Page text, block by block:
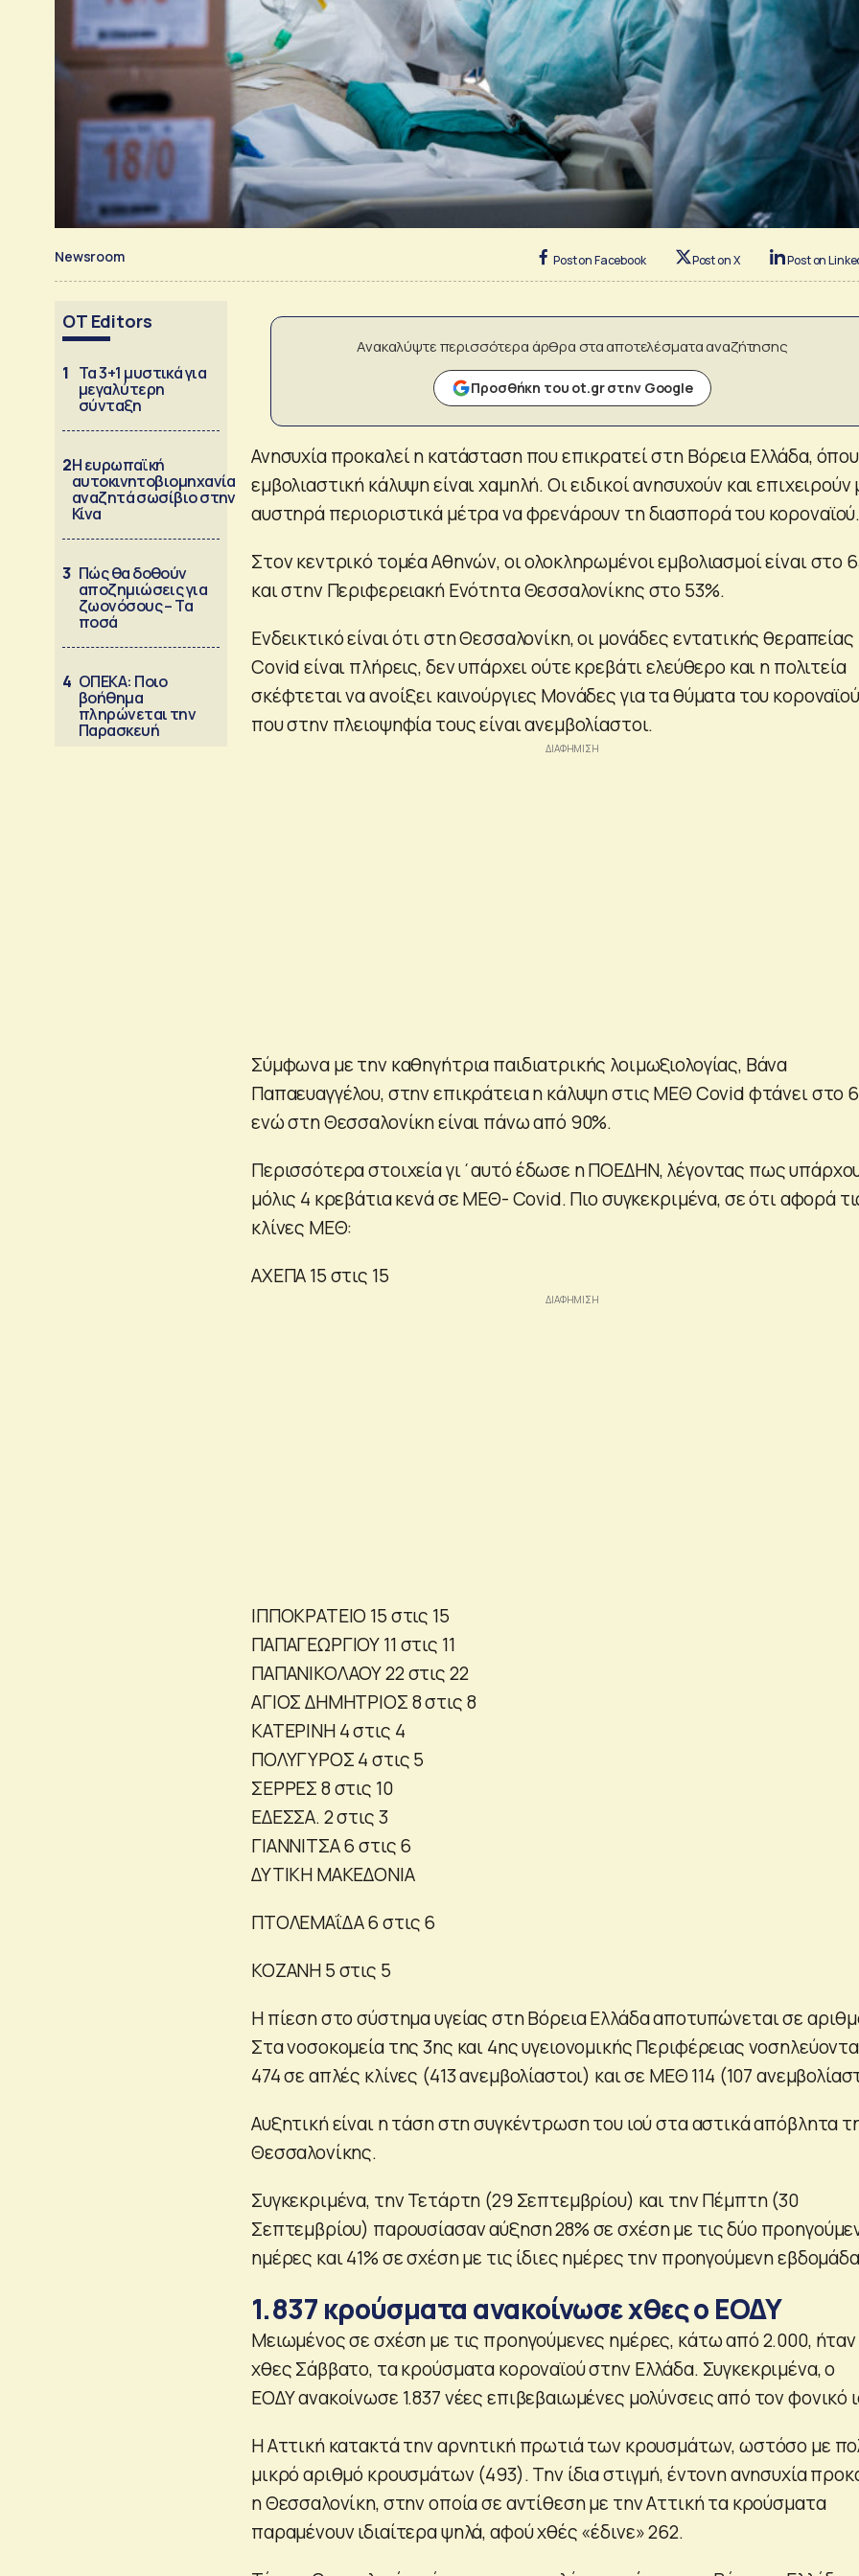
Newsroom Post on Facebook Post on X Post on
OT Editors
1 Τα 3+1 μυστικά για
μεγαλύτερη
σύνταξη
2Η ευρωπαϊκή
αυτοκινητοβιομηχανία
αναζητά σωσίβιο στην
Κίνα
3 Πώς θα δοθούν
αποζημιώσεις για
ζωονόσους – Τα
ποσά
4 ΟΠΕΚΑ: Ποιο
βοήθημα
πληρώνεται την
Παρασκευή
Ανακαλύψτε περισσότερα άρθρα στα αποτελέσματα αναζήτησης
Προσθήκη του ot.gr στην Google
Ανησυχία προκαλεί η κατάσταση που επικρατεί στη Βόρεια Ελλάδα,
εμβολιαστική κάλυψη είναι χαμηλή. Οι ειδικοί ανησυχούν και επιχειρούν
αυστηρά περιοριστικά μέτρα να φρενάρουν τη διασπορά του κοροναϊού.
Στον κεντρικό τομέα Αθηνών, οι ολοκληρωμένοι εμβολιασμοί είναι στο
και στην Περιφερειακή Ενότητα Θεσσαλονίκης στο 53%.
Ενδεικτικό είναι ότι στη Θεσσαλονίκη, οι μονάδες εντατικής θεραπείας
Covid είναι πλήρεις, δεν υπάρχει ούτε κρεβάτι ελεύθερο και η πολιτεία
σκέφτεται να ανοίξει καινούργιες Μονάδες για τα θύματα του
που στην πλειοψηφία τους είναι ανεμβολίαστοι.
Σύμφωνα με την καθηγήτρια παιδιατρικής λοιμωξιολογίας, Βάνα
Παπαευαγγέλου, στην επικράτεια η κάλυψη στις ΜΕΘ Covid φτάνει στο
ενώ στη Θεσσαλονίκη είναι πάνω από 90%.
Περισσότερα στοιχεία γι΄αυτό έδωσε η ΠΟΕΔΗΝ, λέγοντας πως
μόλις 4 κρεβάτια κενά σε ΜΕΘ- Covid. Πιο συγκεκριμένα, σε ότι αφορά
κλίνες ΜΕΘ:
ΑΧΕΠΑ 15 στις 15
ΙΠΠΟΚΡΑΤΕΙΟ 15 στις 15
ΠΑΠΑΓΕΩΡΓΙΟΥ 11 στις 11
ΠΑΠΑΝΙΚΟΛΑΟΥ 22 στις 22
ΑΓΙΟΣ ΔΗΜΗΤΡΙΟΣ 8 στις 8
ΚΑΤΕΡΙΝΗ 4 στις 4
ΠΟΛΥΓΥΡΟΣ 4 στις 5
ΣΕΡΡΕΣ 8 στις 10
ΕΔΕΣΣΑ. 2 στις 3
ΓΙΑΝΝΙΤΣΑ 6 στις 6
ΔΥΤΙΚΗ ΜΑΚΕΔΟΝΙΑ
ΠΤΟΛΕΜΑΐΔΑ 6 στις 6
ΚΟΖΑΝΗ 5 στις 5
Η πίεση στο σύστημα υγείας στη Βόρεια Ελλάδα αποτυπώνεται σε
Στα νοσοκομεία της 3ης και 4ης υγειονομικής Περιφέρειας
474 σε απλές κλίνες (413 ανεμβολίαστοι) και σε ΜΕΘ 114 (107
Αυξητική είναι η τάση στη συγκέντρωση του ιού στα αστικά απόβλητα
Θεσσαλονίκης.
Συγκεκριμένα, την Τετάρτη (29 Σεπτεμβρίου) και την Πέμπτη (30
Σεπτεμβρίου) παρουσίασαν αύξηση 28% σε σχέση με τις δύο
ημέρες και 41% σε σχέση με τις ίδιες ημέρες την προηγούμενη
1.837 κρούσματα ανακοίνωσε χθες ο ΕΟΔΥ
Μειωμένος σε σχέση με τις προηγούμενες ημέρες, κάτω από 2.000, ήταν
χθες Σάββατο, τα κρούσματα κοροναϊού στην Ελλάδα. Συγκεκριμένα, ο
ΕΟΔΥ ανακοίνωσε 1.837 νέες επιβεβαιωμένες μολύνσεις από τον φονικό
Η Αττική κατακτά την αρνητική πρωτιά των κρουσμάτων, ωστόσο με
μικρό αριθμό κρουσμάτων (493). Την ίδια στιγμή, έντονη ανησυχία
η Θεσσαλονίκη, στην οποία σε αντίθεση με την Αττική τα κρούσματα
παραμένουν ιδιαίτερα ψηλά, αφού χθές «έδινε» 262.